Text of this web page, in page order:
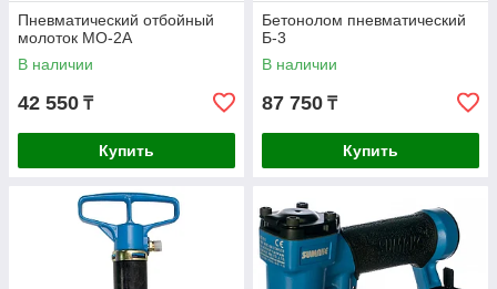
Пневматический отбойный
молоток МО-2А
В наличии
42 550 ₸
Купить
Бетонолом пневматический
Б-3
В наличии
87 750 ₸
Купить